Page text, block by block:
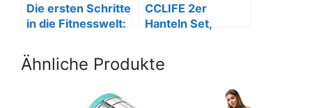
Die ersten Schritte
in die Fitnesswelt:
Anfängerleitfaden
CCLIFE 2er
Hanteln Set,
professionell.
Ähnliche Produkte